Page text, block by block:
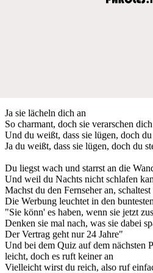
Ja sie lächeln dich an
So charmant, doch sie verarschen
Und du weißt, dass sie lügen, doch
Ja du weißt, dass sie lügen, doch du
Du liegst wach und starrst an die
Und weil du Nachts nicht schlafen
Machst du den Fernseher an,
Die Werbung leuchtet in den
"Sie könn' es haben, wenn sie jetzt
Denken sie mal nach, was sie dabei
Der Vertrag geht nur 24 Jahre"
Und bei dem Quiz auf dem nächsten
leicht, doch es ruft keiner an
Vielleicht wirst du reich, also ruf